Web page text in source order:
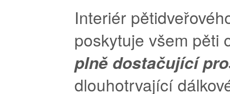
Interiér
poskytuje všem pěti
plně dostačující
dlouhotrvající